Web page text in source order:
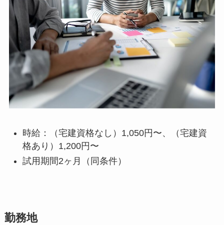
時給：（宅建資格なし）1,050円〜、（宅建資
格あり）1,200円〜
試用期間2ヶ月（同条件）
勤務地